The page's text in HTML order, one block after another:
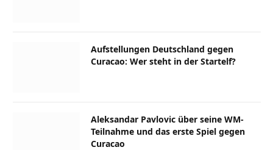
Aufstellungen Deutschland gegen
Curacao: Wer steht in der Startelf?
Aleksandar Pavlovic über seine WM-
Teilnahme und das erste Spiel gegen
Curacao